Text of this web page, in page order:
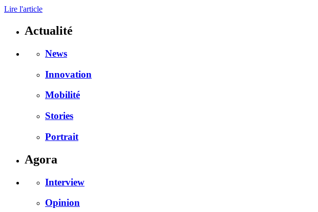
Lire l'article
Actualité
News
Innovation
Mobilité
Stories
Portrait
Agora
Interview
Opinion